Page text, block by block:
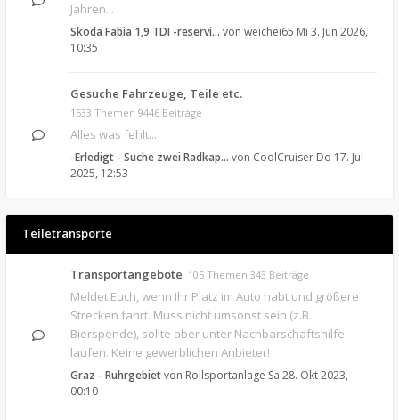
Jahren...
Skoda Fabia 1,9 TDI -reservi… von weichei65 Mi 3. Jun 2026,
10:35
Gesuche Fahrzeuge, Teile etc.
1533 Themen 9446 Beiträge
Alles was fehlt...
-Erledigt - Suche zwei Radkap… von CoolCruiser Do 17. Jul
2025, 12:53
Teiletransporte
Transportangebote 105 Themen 343 Beiträge
Meldet Euch, wenn Ihr Platz im Auto habt und größere
Strecken fahrt. Muss nicht umsonst sein (z.B.
Bierspende), sollte aber unter Nachbarschaftshilfe
laufen. Keine gewerblichen Anbieter!
Graz - Ruhrgebietvon Rollsportanlage Sa 28. Okt 2023,
00:10